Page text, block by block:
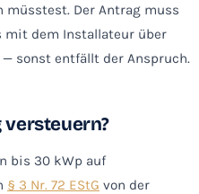
Der Antrag muss
mit dem Installateur über
sonst entfällt der Anspruch.
versteuern?
bis 30 kWp auf
§ 3 Nr. 72 EStG von der